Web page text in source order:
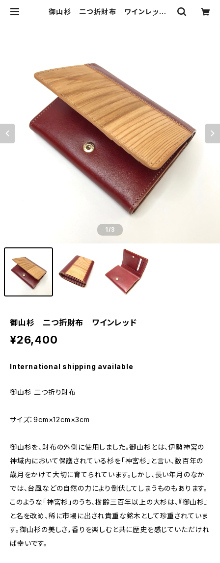
御山杉 二つ折財布 ワインレッド |
1/3
御山杉 二つ折財布 ワインレッド
¥26,400
International shipping available
御山杉 二つ折り財布
サイズ：9cm×12cm×3cm
御山杉を、財布の外側に使用しました。御山杉とは、伊勢神宮の
神域内において保護されている杉を「神宮杉」と言い、数百年の
歳月をかけて大切に育てられています。しかし、長い年月のなか
では、台風などの自然の力により倒伏してしまうものもあります。
このような「神宮杉」のうち、樹齢三百年以上の大杉は、『御山杉』
と名を改め、稀に市場に出され貴重な銘木として珍重されていま
す。御山杉の美しさ，香りを楽しむと共に歴史を感じていただけれ
ば幸いです。